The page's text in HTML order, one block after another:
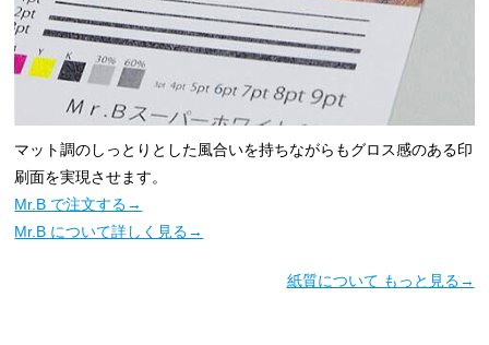
マット調のしっとりとした風合いを持ちながらもグロス感のある印
刷面を実現させます。
Mr.B で注文する→
Mr.B について詳しく見る→
紙質について もっと見る→